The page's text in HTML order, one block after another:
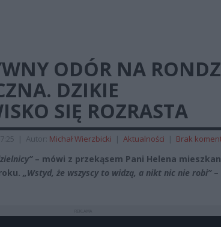
ODÓR NA
DZIKIE
SIĘ ROZRASTA
| Autor: Michał Wierzbicki | Aktualności | Brak
– mówi z przekąsem Pani Helena
„Wstyd, że wszyscy to widzą, a nikt nic nie robi”–